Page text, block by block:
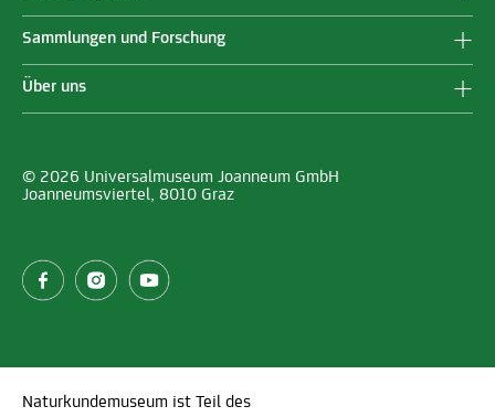
Sammlungen und Forschung
Über uns
© 2026 Universalmuseum Joanneum GmbH
Joanneumsviertel, 8010 Graz
Naturkundemuseum ist Teil des